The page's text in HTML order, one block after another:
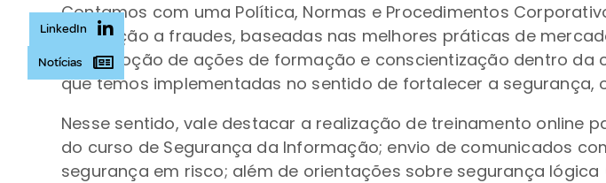
Contamos com uma Política, Normas e Procedimentos
prevenção a fraudes, baseadas nas melhores práticas de
a promoção de ações de formação e conscientização dentro da
que temos implementadas no sentido de fortalecer a
Nesse sentido, vale destacar a realização de treinamento online
do curso de Segurança da Informação; envio de comunicados
segurança em risco; além de orientações sobre segurança
LinkedIn
Notícias